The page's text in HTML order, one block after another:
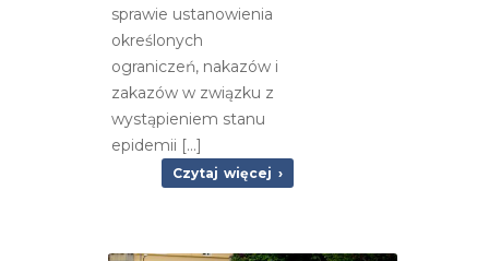
sprawie ustanowienia
określonych
ograniczeń, nakazów i
zakazów w związku z
wystąpieniem stanu
epidemii […]
Czytaj więcej ›